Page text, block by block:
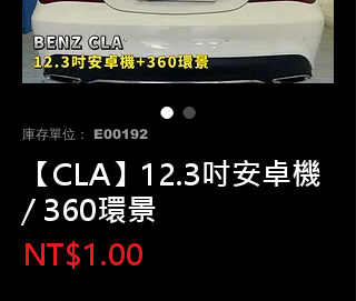
庫存單位： E00192
【CLA】12.3吋安卓機
/ 360環景
NT$1.00